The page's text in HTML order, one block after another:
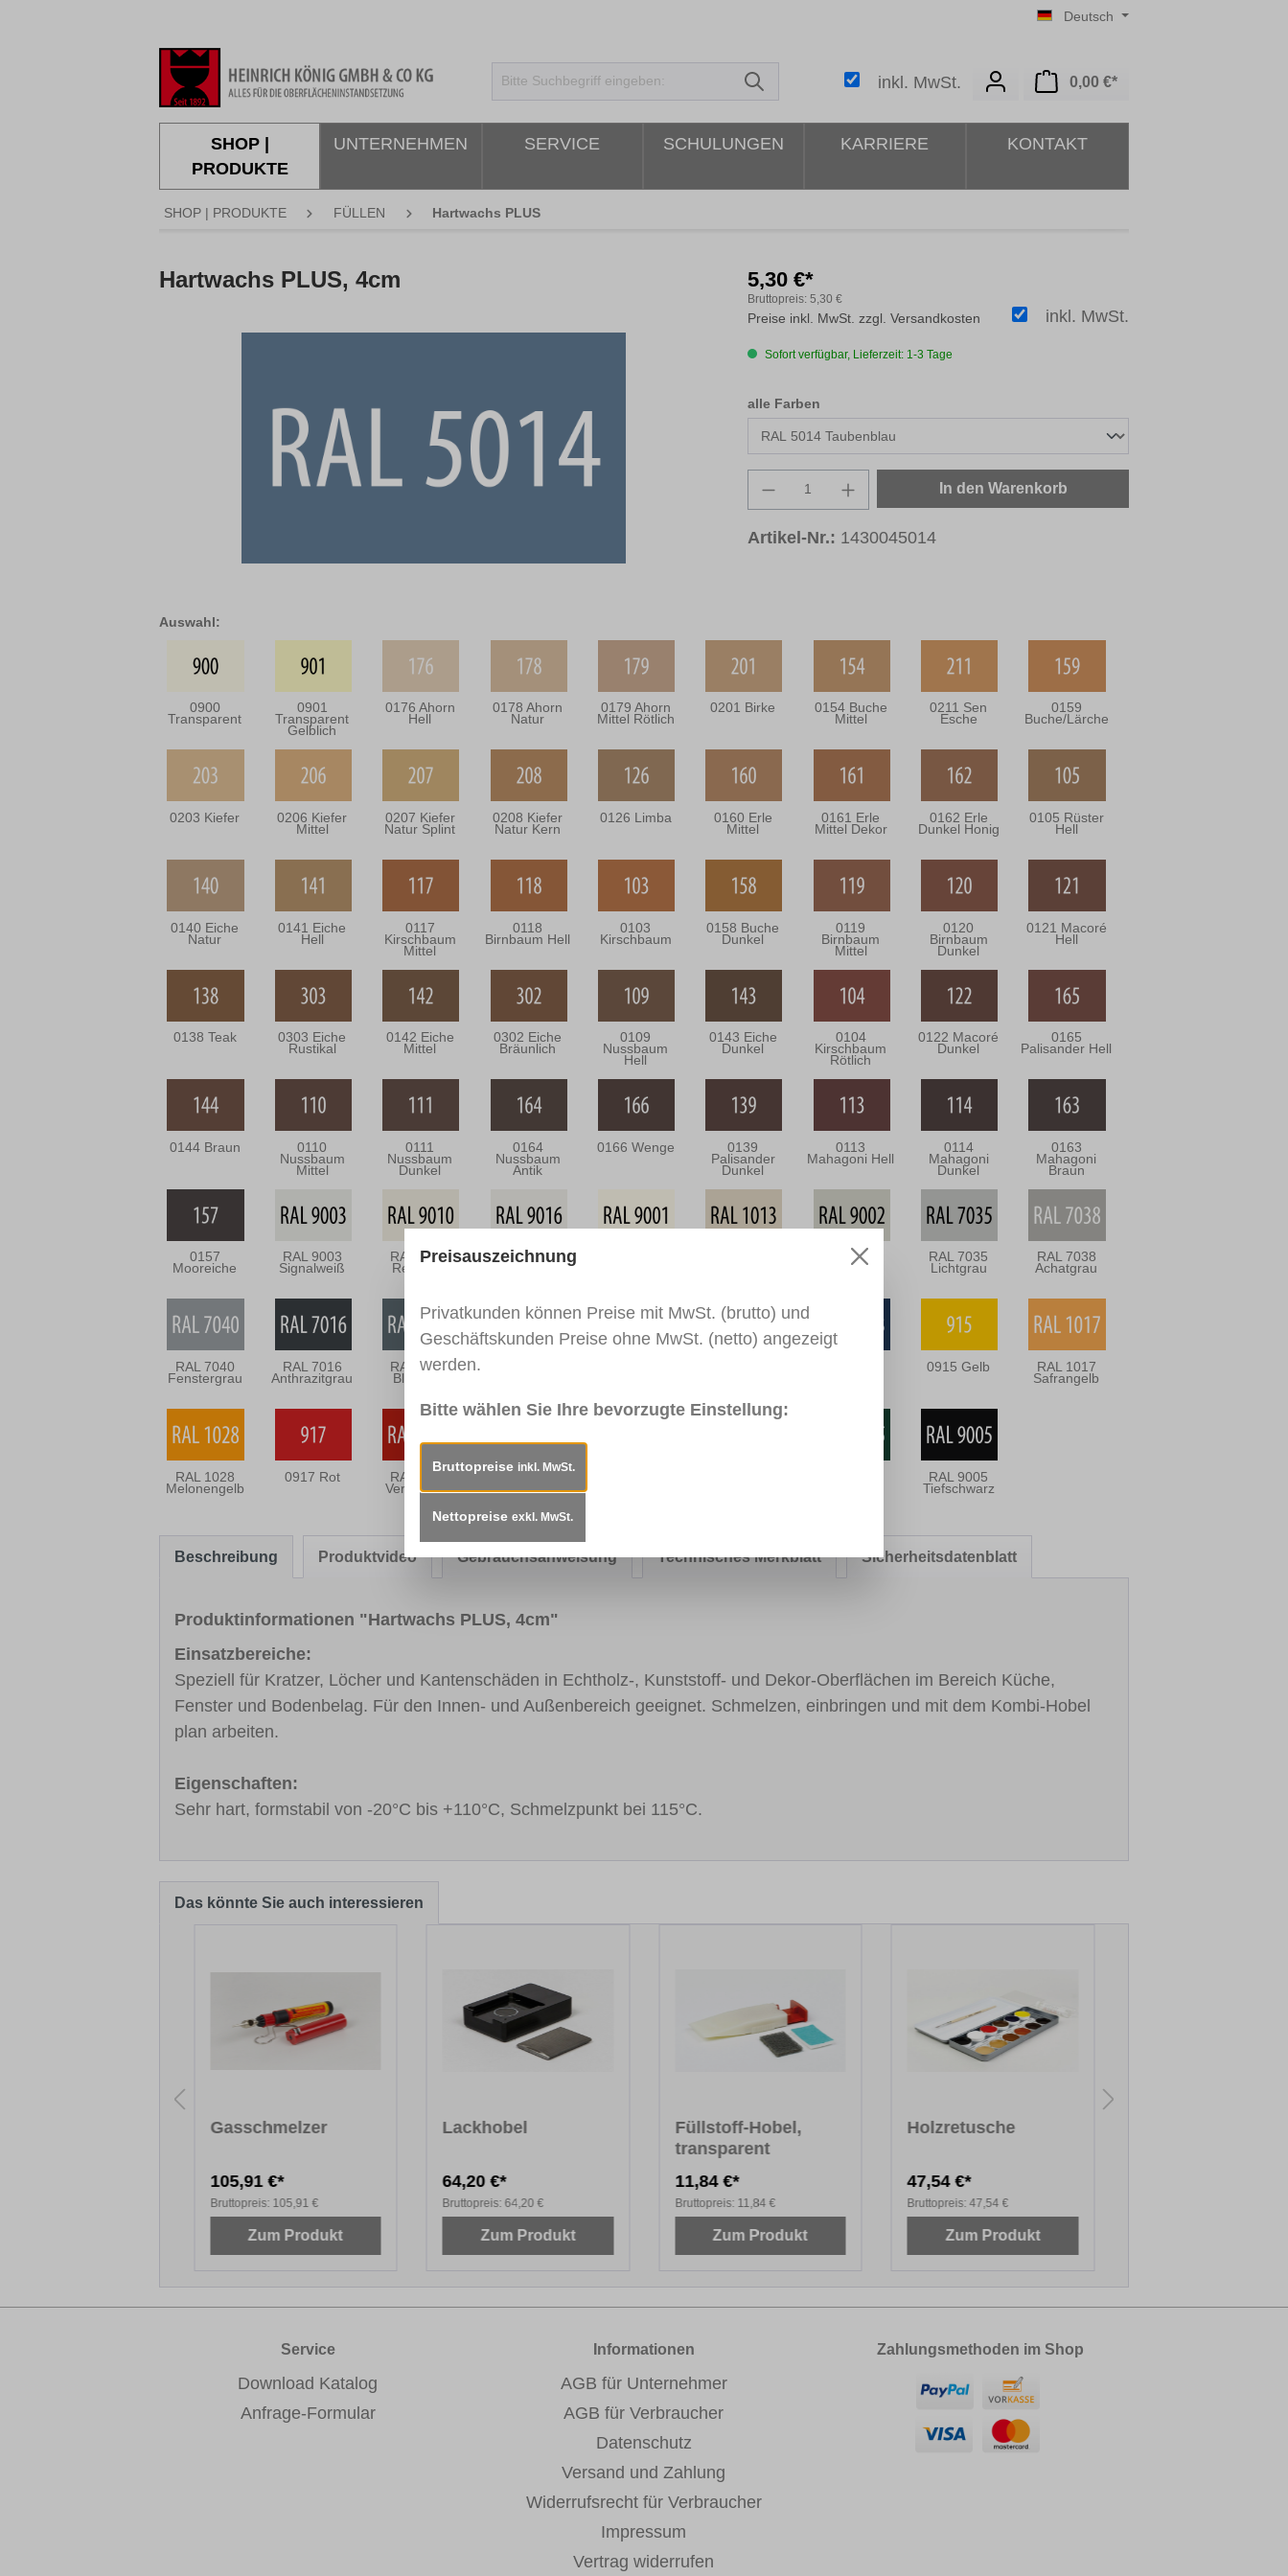
Deutsch
inkl. MwSt. 0,00 €*Warenkorb enthält 0
SHOP |
PRODUKTE
UNTERNEHMEN SERVICE SCHULUNGEN KARRIERE KONTAKT
SHOP | PRODUKTE FÜLLEN Hartwachs PLUS
Hartwachs PLUS, 4cm
Auswahl:
0900
Transparent
0901
Transparent
Gelblich
0176 Ahorn
Hell
0178 Ahorn
Natur
0179 Ahorn
Mittel Rötlich
0201 Birke 0154 Buche
Mittel
0211 Sen
Esche
0159
Buche/Lärche
0203 Kiefer 0206 Kiefer
Mittel
0207 Kiefer
Natur Splint
0208 Kiefer
Natur Kern
0126 Limba 0160 Erle
Mittel
0161 Erle
Mittel Dekor
0162 Erle
Dunkel Honig
0105 Rüster
Hell
0140 Eiche
Natur
0141 Eiche
Hell
0117
Kirschbaum
Mittel
0118
Birnbaum Hell
0103
Kirschbaum
0158 Buche
Dunkel
0119
Birnbaum
Mittel
0120
Birnbaum
Dunkel
0121 Macoré
Hell
0138 Teak 0303 Eiche
Rustikal
0142 Eiche
Mittel
0302 Eiche
Bräunlich
0109
Nussbaum
Hell
0143 Eiche
Dunkel
0104
Kirschbaum
Rötlich
0122 Macoré
Dunkel
0165
Palisander Hell
0144 Braun 0110
Nussbaum
Mittel
0111
Nussbaum
Dunkel
0164
Nussbaum
Antik
0166 Wenge 0139
Palisander
Dunkel
0113
Mahagoni Hell
0114
Mahagoni
Dunkel
0163
Mahagoni
Braun
0157
Mooreiche
RAL 9003
Signalweiß
RAL 9010
Reinweiß
RAL 9016
Verkehrsweiß
RAL 9002
Grauweiß
RAL 7035
Lichtgrau
RAL 7038
Achatgrau
RAL 7040
Fenstergrau
RAL 7016
Anthrazitgrau
RAL 7031
Blaugrau
0915 Gelb RAL 1017
Safrangelb
RAL 1028
Melonengelb
0917 Rot RAL 3020
Verkehrsrot Feuerrot
RAL 9005
Tiefschwarz
5,30 €*
Bruttopreis: 5,30 €
inkl. MwSt.
Preise inkl. MwSt. zzgl. Versandkosten
Sofort verfügbar, Lieferzeit: 1-3 Tage
alle Farbenauswählen
Produkt Anzahl: Gib den gewünschten Wert ein
In den Warenkorb
Artikel-Nr.: 1430045014
Beschreibung Produktvideo Gebrauchsanweisung Technisches Merkblatt Sicherheitsdatenblatt
Produktinformationen "Hartwachs PLUS, 4cm"
Einsatzbereiche:
Speziell für Kratzer, Löcher und Kantenschäden in Echtholz-, Kunststoff- und Dekor-Oberflächen im Bereich Küche,
Fenster und Bodenbelag. Für den Innen- und Außenbereich geeignet. Schmelzen, einbringen und mit dem Kombi-Hobel
plan arbeiten.
Eigenschaften:
Sehr hart, formstabil von -20°C bis +110°C, Schmelzpunkt bei 115°C.
Das könnte Sie auch interessieren
Gasschmelzer
105,91 €*
Bruttopreis: 105,91 €
Zum Produkt
Lackhobel
64,20 €*
Bruttopreis: 64,20 €
Zum Produkt
Füllstoff-Hobel,
transparent
11,84 €*
Bruttopreis: 11,84 €
Zum Produkt
Holzretusche
47,54 €*
Bruttopreis: 47,54 €
Zum Produkt
Service
Download Katalog
Anfrage-Formular
Informationen
AGB für Unternehmer
AGB für Verbraucher
Datenschutz
Versand und Zahlung
Widerrufsrecht für Verbraucher
Impressum
Vertrag widerrufen
Zahlungsmethoden im Shop
Preisauszeichnung
Privatkunden können Preise mit MwSt. (brutto) und
Geschäftskunden Preise ohne MwSt. (netto) angezeigt
werden.
Bitte wählen Sie Ihre bevorzugte Einstellung:
Bruttopreise inkl. MwSt.
Nettopreise exkl. MwSt.